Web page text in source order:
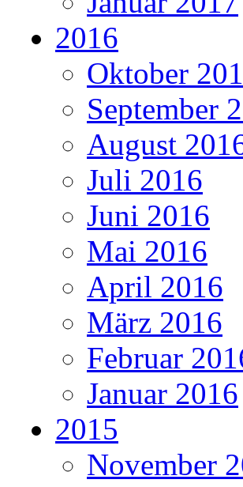
2016
Oktober
September
August
Juli 2016
Juni 2016
Mai 2016
April 2016
März 2016
Februar
Januar 2016
2015
November